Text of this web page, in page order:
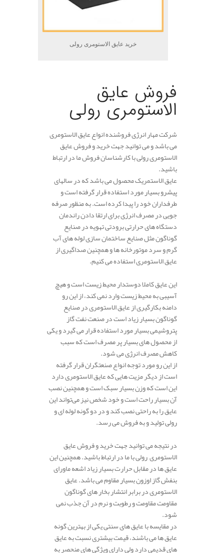
خرید عایق الاستومری رولی
فروش عایق
الاستومری رولی
شرکت مهار انرژی فروشنده انواع عایق الاستومری
می باشد و می توانید جهت خرید و فروش عایق
الاستومری رولی با کارشناسان فروش ما در ارتباط
باشید.
عایق الاستمریک محصول می باشد که در سالهای
پیشرو بسیار مورد استفاده قرار گرفته است و
طرفداران خود را پیدا کرده است. به منظور صرفه
جویی در مصرف انرژی برای ارتقا دادن راندمان
دستگاه های حرارتی برودتی تهویه در صنایع
گوناگون مثل صنایع ساختمان سازی لوله های آب
گرم و سرد موتورخانه ها و همچنین صداگیری از
عایق الاستومری استفاده می کنیم.
این عایق کاملا دوستدار محیط زیست است و هیچ
آسیبی به محیط زیست وارد نمی کند، از این رو
دامنه بکارگیری از عایق الاستومری در صنایع
گوناگون بسیار زیاد است در صنعت نفت گاز
پتروشیمی بسیار مورد استفاده قرار می گیرد و یکی
از محصول های بسیار پر مصرف است که سبب
کاهش مصرف انرژی می شود.
از این رو مورد توجه انواع صنعتگران قرار گرفته
است از دیگر مزیت هایی که عایق الاستومری دارد
این است که وزن بسیار سبک است و همچنین نصب
آن بسیار راحت است و خود شخص نیز می‌تواند این
عایق را به راحتی نصب کند و در دو گونه لوله ای و
رولی تولید و به فروش می رسد.
در نتیجه می توانید جهت خرید و فروش عایق
الاستومری رولی با ما در ارتباط باشید. همچنین این
عایق ها در مقابل حرارت بسیار زیاد اشعه ماورای
بنفش گاز اوزون بسیار مقاوم می باشد. عایق
الاستومری در برابر انتشار بخار های گوناگون
مقاومت مقاومت و رطوبت و نرم در آن جذب نمی
شود.
در مقایسه با عایق های سنتی یکی از بهترین گونه
عایق ها می باشند، قیمت بیشتری نسبت به عایق
های قدیمی دارد ولی دارای ویژگی های منحصر به